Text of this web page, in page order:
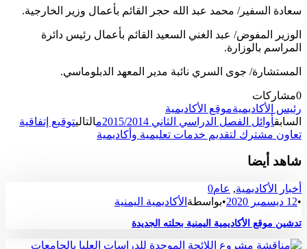
سعادة السفير/ محمد عبد الله حجر القائم بأعمال وزير الخارجية.
الوزير المفوض/ عبد الغني السعيد القائم بأعمال رئيس دائرة
المراسم بالوزارة.
المستشارة/ جوى السري نائبة مدير المعهد الدبلوماسي.
0مشاركات
رئيس الأكاديميةموقع الأكاديمية
السابقأوائل الفصل الدراسي الثاني 2015/2014م التاليتوقيع إتفاقية
تعاون مشترك لتقديم خدمات تعليمية وأكاديمية
شاهد أيضا
أخبار الأكاديمية, عام0
•12 ديسمبر 2020 •بواسطة الأكاديمية اليمنية
تدشين موقع الأكاديمية اليمنية بحلته الجديدة